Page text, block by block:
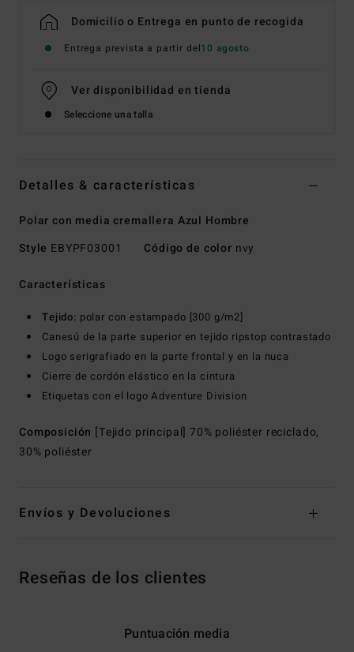
Domicilio o Entrega en punto de recogida
Entrega prevista a partir del10 agosto
Ver disponibilidad en tienda
Seleccione una talla
Detalles & características
Polar con media cremallera Azul Hombre
Style EBYPF03001 Código de color nvy
Características
Tejido: polar con estampado [300 g/m2]
Canesú de la parte superior en tejido ripstop contrastado
Logo serigrafiado en la parte frontal y en la nuca
Cierre de cordón elástico en la cintura
Etiquetas con el logo Adventure Division
Composición [Tejido principal] 70% poliéster reciclado,
30% poliéster
Envíos y Devoluciones
Reseñas de los clientes
Puntuación media